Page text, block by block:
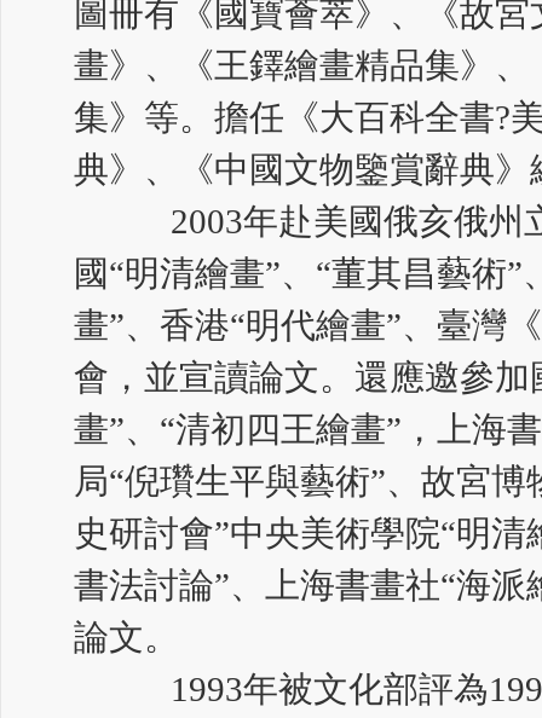
圖冊有《國寶薈萃》、《故
畫》、《王鐸繪畫精品集》
集》等。擔任《大百科全書?
典》、《中國文物鑒賞辭典》
2003年赴美國俄亥俄州
國“明清繪畫”、“董其昌藝術
畫”、香港“明代繪畫”、臺灣
會，並宣讀論文。還應邀參
畫”、“清初四王繪畫”，上海
局“倪瓚生平與藝術”、故宮
史研討會”中央美術學院“明
書法討論”、上海書畫社“海
論文。
1993年被文化部評為